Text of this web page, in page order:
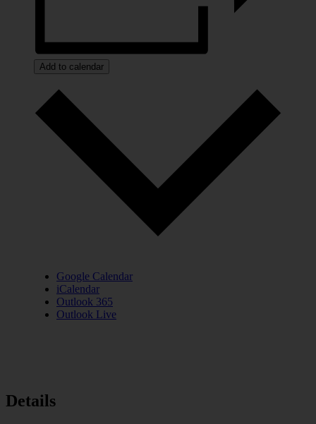
Add to calendar
Google Calendar
iCalendar
Outlook 365
Outlook Live
Details